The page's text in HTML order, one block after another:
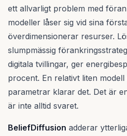
ett allvarligt problem med
modeller låser sig vid sina
överdimensionerar resurser.
slumpmässig
digitala tvillingar, ger
procent. En relativt liten modell
parametrar klarar det. Det är
är inte alltid svaret.
BeliefDiffusion adderar